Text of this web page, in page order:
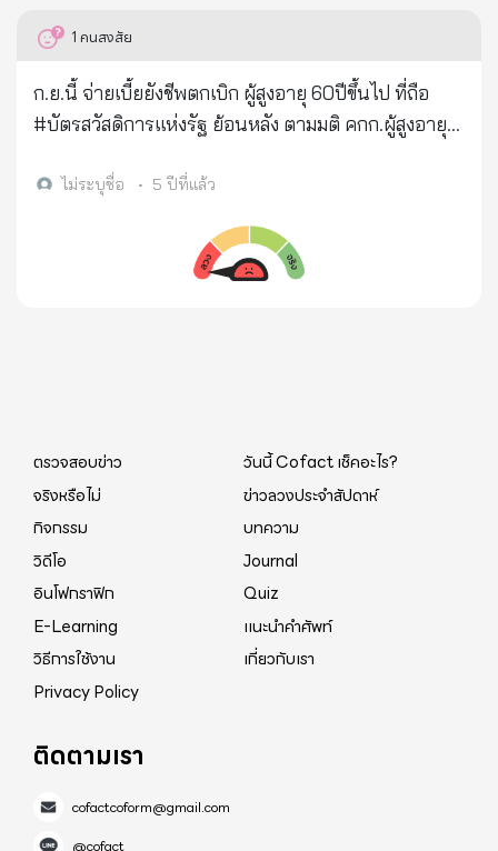
1 คนสงสัย
ก.ย.นี้ จ่ายเบี้ยยังชีพตกเบิก ผู้สูงอายุ 60ปีขึ้นไป ที่ถือ
#บัตรสวัสดิการแห่งรัฐ ย้อนหลัง ตามมติ คกก.ผู้สูงอายุ
100 บ -รายได้เกิน 3หมื่น - 1แสน/ปี รับเดือนละ 50 บ.
ไม่ระบุชื่อ • 5 ปีที่แล้ว
ตรวจสอบข่าว
วันนี้ Cofact เช็คอะไร?
จริงหรือไม่
ข่าวลวงประจำสัปดาห์
กิจกรรม
บทความ
วิดีโอ
Journal
อินโฟกราฟิก
Quiz
E-Learning
แนะนำคำศัพท์
วิธีการใช้งาน
เกี่ยวกับเรา
Privacy Policy
ติดตามเรา
cofactcoform@gmail.com
@cofact